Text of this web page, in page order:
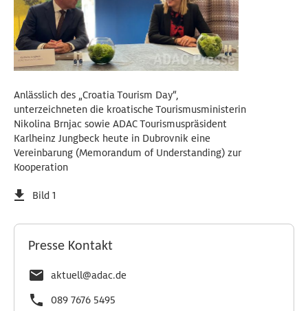
Anlässlich des „Croatia Tourism Day“,
unterzeichneten die kroatische Tourismusministerin
Nikolina Brnjac sowie ADAC Tourismuspräsident
Karlheinz Jungbeck heute in Dubrovnik eine
Vereinbarung (Memorandum of Understanding) zur
Kooperation
Bild 1
Presse Kontakt
aktuell@adac.de
089 7676 5495